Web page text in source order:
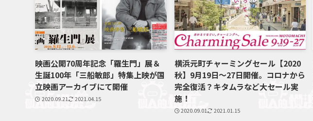
映画公開70周年記念「羅生門」展＆
生誕100年「三船敏郎」特集上映が国
立映画アーカイブにて開催
2020.09.21 2021.04.15
横浜元町チャーミングセール【2020
秋】9月19日～27日開催。コロナから
完全復活？キタムラなど大セール実
施！
2020.09.01 2021.01.15